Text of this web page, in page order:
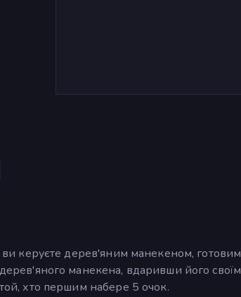
керуєте дерев'яним манекеном, готовим
манекена, вдаривши його своїм
хто першим набере 5 очок.